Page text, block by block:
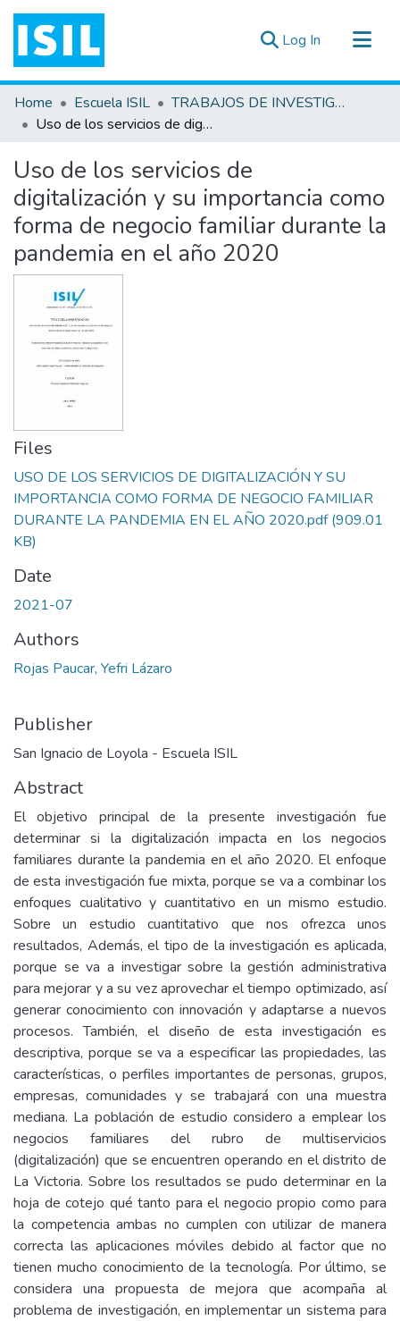
Log In (current)
All of DSpace
Statistics
Documentos ▾
Home Escuela ISIL
TRABAJOS DE INVESTIGACIÓN
Uso de los servicios de digitalización y su importancia como forma de negocio familiar durante la pandemia en el año 2020
Uso de los servicios de
digitalización y su importancia como
forma de negocio familiar durante la
pandemia en el año 2020
Files
USO DE LOS SERVICIOS DE DIGITALIZACIÓN Y SU
IMPORTANCIA COMO FORMA DE NEGOCIO FAMILIAR
DURANTE LA PANDEMIA EN EL AÑO 2020.pdf(909.01
KB)
Date
2021-07
Authors
Rojas Paucar, Yefri Lázaro
Publisher
San Ignacio de Loyola - Escuela ISIL
Abstract
El objetivo principal de la presente investigación fue
determinar si la digitalización impacta en los negocios
familiares durante la pandemia en el año 2020. El enfoque
de esta investigación fue mixta, porque se va a combinar los
enfoques cualitativo y cuantitativo en un mismo estudio.
Sobre un estudio cuantitativo que nos ofrezca unos
resultados, Además, el tipo de la investigación es aplicada,
porque se va a investigar sobre la gestión administrativa
para mejorar y a su vez aprovechar el tiempo optimizado, así
generar conocimiento con innovación y adaptarse a nuevos
procesos. También, el diseño de esta investigación es
descriptiva, porque se va a especificar las propiedades, las
características, o perfiles importantes de personas, grupos,
empresas, comunidades y se trabajará con una muestra
mediana. La población de estudio considero a emplear los
negocios familiares del rubro de multiservicios
(digitalización) que se encuentren operando en el distrito de
La Victoria. Sobre los resultados se pudo determinar en la
hoja de cotejo qué tanto para el negocio propio como para
la competencia ambas no cumplen con utilizar de manera
correcta las aplicaciones móviles debido al factor que no
tienen mucho conocimiento de la tecnología. Por último, se
considera una propuesta de mejora que acompaña al
problema de investigación, en implementar un sistema para